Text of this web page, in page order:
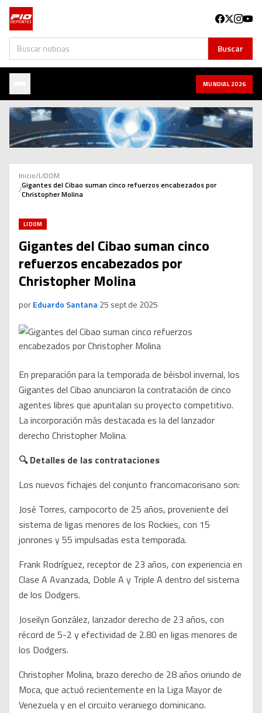
Buscar Buscar
MUNDIAL 2026
Inicio/LIDOM
/Gigantes del Cibao suman cinco refuerzos encabezados por
Christopher Molina
LIDOM
Gigantes del Cibao suman cinco
refuerzos encabezados por
Christopher Molina
porEduardo Santana·25 sept de 2025
En preparación para la temporada de béisbol invernal, los
Gigantes del Cibao anunciaron la contratación de cinco
agentes libres que apuntalan su proyecto competitivo.
La incorporación más destacada es la del lanzador
derecho Christopher Molina.
🔍 Detalles de las contrataciones
Los nuevos fichajes del conjunto francomacorisano son:
José Torres, campocorto de 25 años, proveniente del
sistema de ligas menores de los Rockies, con 15
jonrones y 55 impulsadas esta temporada.
Frank Rodríguez, receptor de 23 años, con experiencia en
Clase A Avanzada, Doble A y Triple A dentro del sistema
de los Dodgers.
Joseilyn González, lanzador derecho de 23 años, con
récord de 5-2 y efectividad de 2.80 en ligas menores de
los Dodgers.
Christopher Molina, brazo derecho de 28 años oriundo de
Moca, que actuó recientemente en la Liga Mayor de
Venezuela y en el circuito veraniego dominicano.